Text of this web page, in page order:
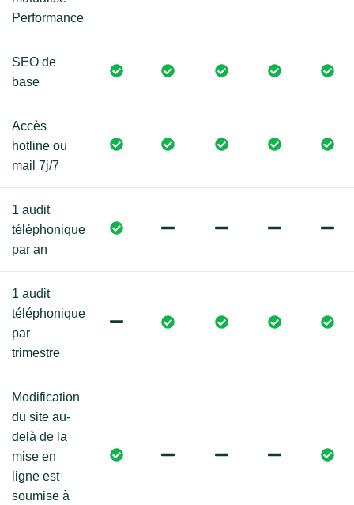
Performance
SEO de
base
Accès
hotline ou
mail 7j/7
1 audit
téléphonique
par an
1 audit
téléphonique
par
trimestre
Modification
du site au-
delà de la
mise en
ligne est
soumise à